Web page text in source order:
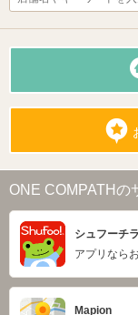
ONE COMPATHの
シュフーチ
アプリなら
Mapion